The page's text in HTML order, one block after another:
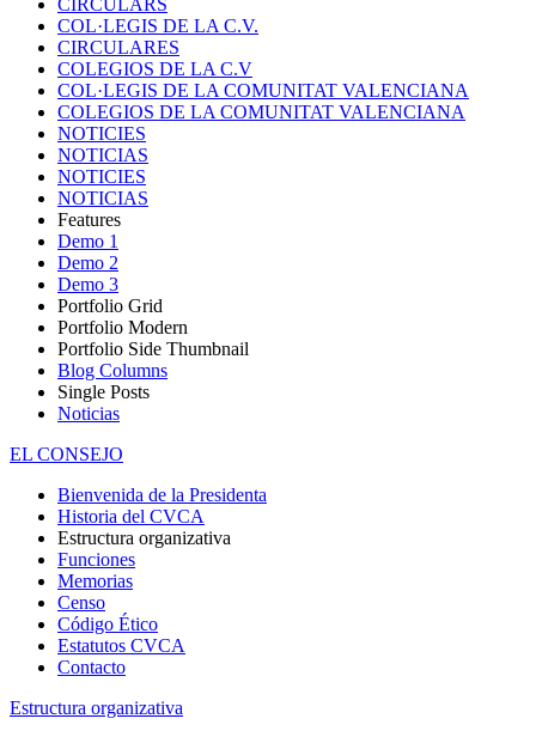
CIRCULARS
COL·LEGIS DE LA C.V.
CIRCULARES
COLEGIOS DE LA C.V
COL·LEGIS DE LA COMUNITAT VALENCIANA
COLEGIOS DE LA COMUNITAT VALENCIANA
NOTICIES
NOTICIAS
NOTICIES
NOTICIAS
Features
Demo 1
Demo 2
Demo 3
Portfolio Grid
Portfolio Modern
Portfolio Side Thumbnail
Blog Columns
Single Posts
Noticias
EL CONSEJO
Bienvenida de la Presidenta
Historia del CVCA
Estructura organizativa
Funciones
Memorias
Censo
Código Ético
Estatutos CVCA
Contacto
Estructura organizativa